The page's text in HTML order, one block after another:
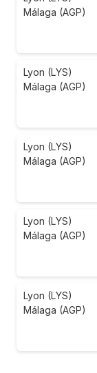
Málaga (AGP)
Lyon (LYS)
Málaga (AGP)
Lyon (LYS)
Málaga (AGP)
Lyon (LYS)
Málaga (AGP)
Lyon (LYS)
Málaga (AGP)